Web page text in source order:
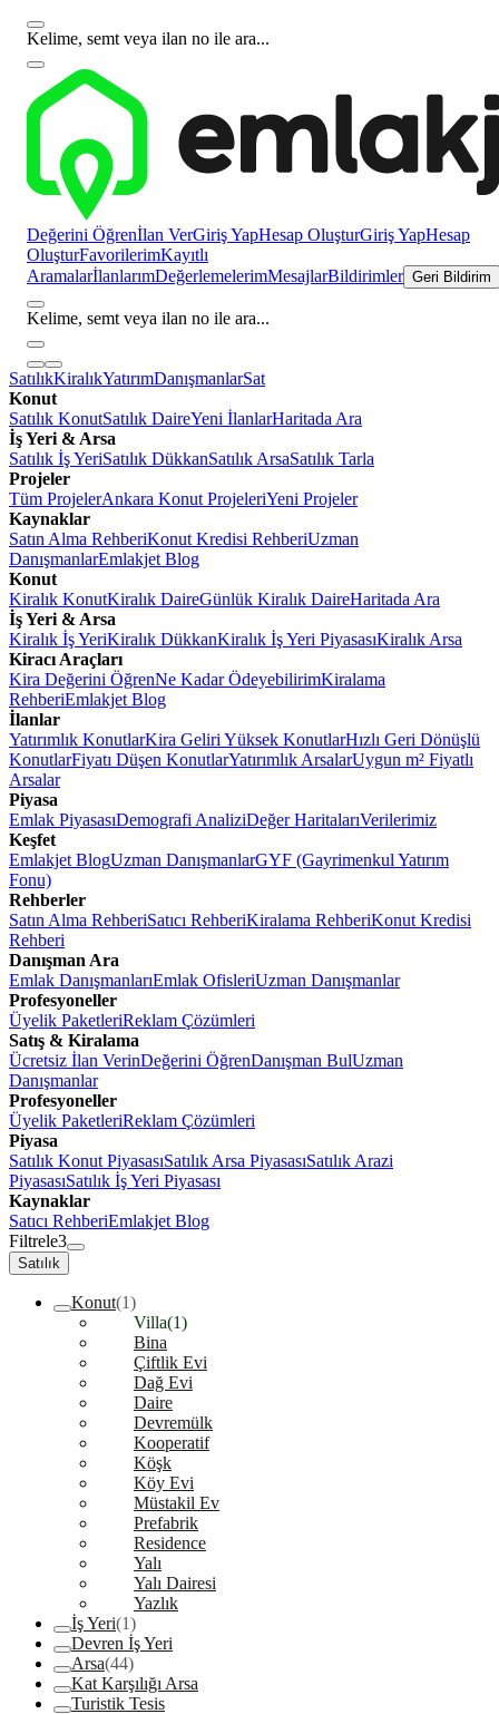
Kelime, semt veya ilan no ile ara...
Değerini Öğrenİlan VerGiriş YapHesap OluşturGiriş YapHesap
OluşturFavorilerimKayıtlı
AramalarİlanlarımDeğerlemelerimMesajlarBildirimler Geri Bildirim
Kelime, semt veya ilan no ile ara...
SatılıkKiralıkYatırımDanışmanlarSat
Konut
Satılık KonutSatılık DaireYeni İlanlarHaritada Ara
İş Yeri & Arsa
Satılık İş YeriSatılık DükkanSatılık ArsaSatılık Tarla
Projeler
Tüm ProjelerAnkara Konut ProjeleriYeni Projeler
Kaynaklar
Satın Alma RehberiKonut Kredisi RehberiUzman
DanışmanlarEmlakjet Blog
Konut
Kiralık KonutKiralık DaireGünlük Kiralık DaireHaritada Ara
İş Yeri & Arsa
Kiralık İş YeriKiralık DükkanKiralık İş Yeri PiyasasıKiralık Arsa
Kiracı Araçları
Kira Değerini ÖğrenNe Kadar ÖdeyebilirimKiralama
RehberiEmlakjet Blog
İlanlar
Yatırımlık KonutlarKira Geliri Yüksek KonutlarHızlı Geri Dönüşlü
KonutlarFiyatı Düşen KonutlarYatırımlık ArsalarUygun m² Fiyatlı
Arsalar
Piyasa
Emlak PiyasasıDemografi AnaliziDeğer HaritalarıVerilerimiz
Keşfet
Emlakjet BlogUzman DanışmanlarGYF (Gayrimenkul Yatırım
Fonu)
Rehberler
Satın Alma RehberiSatıcı RehberiKiralama RehberiKonut Kredisi
Rehberi
Danışman Ara
Emlak DanışmanlarıEmlak OfisleriUzman Danışmanlar
Profesyoneller
Üyelik PaketleriReklam Çözümleri
Satış & Kiralama
Ücretsiz İlan VerinDeğerini ÖğrenDanışman BulUzman
Danışmanlar
Profesyoneller
Üyelik PaketleriReklam Çözümleri
Piyasa
Satılık Konut PiyasasıSatılık Arsa PiyasasıSatılık Arazi
PiyasasıSatılık İş Yeri Piyasası
Kaynaklar
Satıcı RehberiEmlakjet Blog
Filtrele3
Satılık
Konut(1)
Villa(1)
Bina
Çiftlik Evi
Dağ Evi
Daire
Devremülk
Kooperatif
Köşk
Köy Evi
Müstakil Ev
Prefabrik
Residence
Yalı
Yalı Dairesi
Yazlık
İş Yeri(1)
Devren İş Yeri
Arsa(44)
Kat Karşılığı Arsa
Turistik Tesis